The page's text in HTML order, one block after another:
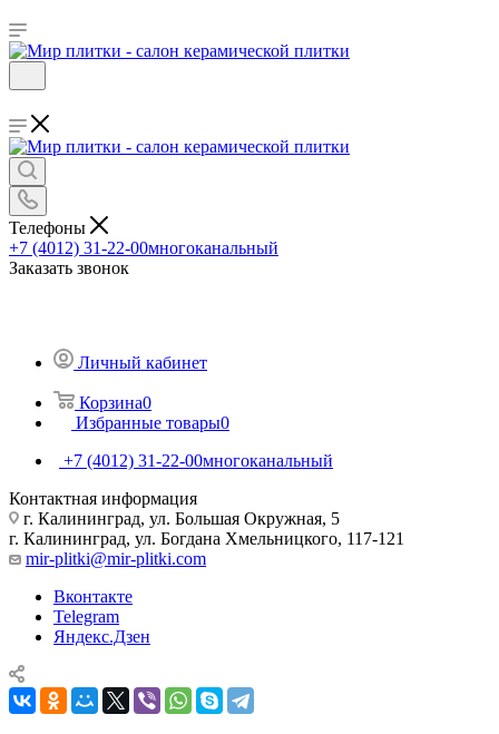
Телефоны
+7 (4012) 31-22-00многоканальный
Заказать звонок
Личный кабинет
Корзина0
Избранные товары0
+7 (4012) 31-22-00многоканальный
Контактная информация
г. Калининград, ул. Большая Окружная, 5
г. Калининград, ул. Богдана Хмельницкого, 117-121
mir-plitki@mir-plitki.com
Вконтакте
Telegram
Яндекс.Дзен